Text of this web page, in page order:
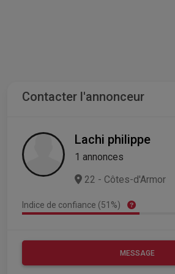
Contacter l'annonceur
Lachi philippe
1 annonces
22 - Côtes-d'Armor
Indice de confiance (51%)
MESSAGE